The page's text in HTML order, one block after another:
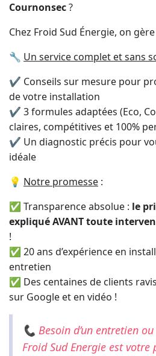
Cournonsec?
Chez Froid Sud Énergie, on
🔧 Un service complet et sans
✔ Conseils sur mesure pour
de votre installation
✔ 3 formules adaptées (Eco,
claires, compétitives et 100%
✔ Un diagnostic précis pour
idéale
💡 Notre promesse :
✅ Transparence absolue : le
expliqué AVANT toute
!
✅ 20 ans d’expérience en
entretien
✅ Des centaines de clients
sur Google et en vidéo !
📞 Besoin d’un entretien ou
Froid Sud Energie est votre